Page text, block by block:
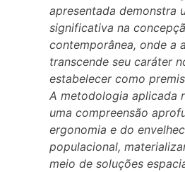
apresentada demonstra
significativa na
contemporânea, onde a
transcende seu caráter
estabelecer como
A metodologia aplicada
uma compreensão
ergonomia e do
populacional,
meio de soluções